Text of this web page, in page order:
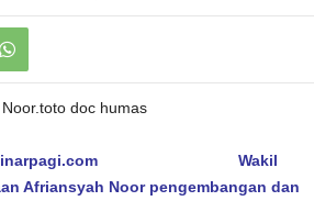
doc humas
Wakil
Afriansyah Noor pengembangan dan